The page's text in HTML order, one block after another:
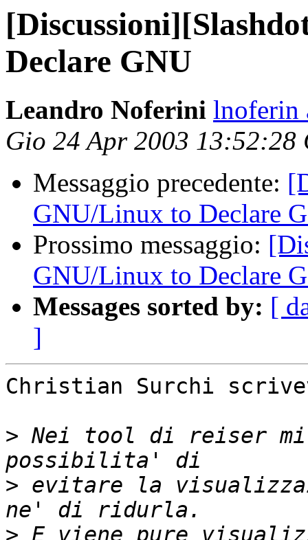
Declare GNU
Leandro Noferini lnoferin
Gio 24 Apr 2003 13:52:28
Messaggio precedente:
GNU/Linux to Declare
Prossimo messaggio:
GNU/Linux to Declare
Messages sorted by: [
]
Christian Surchi
> Nei tool di reiser mi
> evitare la
> E viene pure